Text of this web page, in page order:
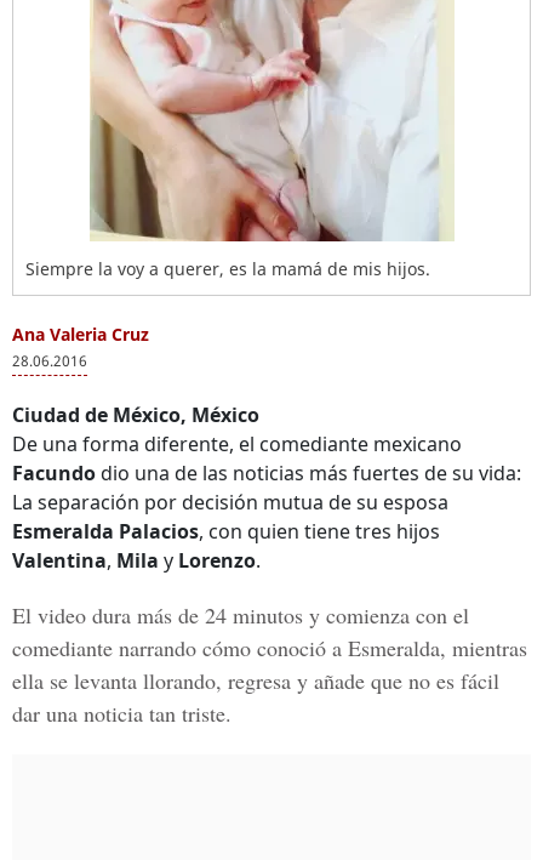
Siempre la voy a querer, es la mamá de mis hijos.
Ana Valeria Cruz
28.06.2016
Ciudad de México, México
De una forma diferente, el comediante mexicano
Facundodio una de las noticias más fuertes de su vida:
La separación por decisión mutua de su esposa
Esmeralda Palacios, con quien tiene tres hijos
Valentina, Mila y Lorenzo.
El video dura más de 24 minutos y comienza con el
comediante narrando cómo conoció a Esmeralda, mientras
ella se levanta llorando, regresa y añade que no es fácil
dar una noticia tan triste.